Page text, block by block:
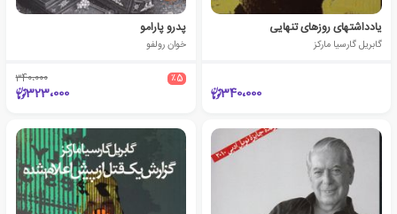
یادداشتهای روزهای تنهایی
گابریل گارسیا مارکز
340،000
پدرو پارامو
خوان رولفو
٪5 340،000
323،000